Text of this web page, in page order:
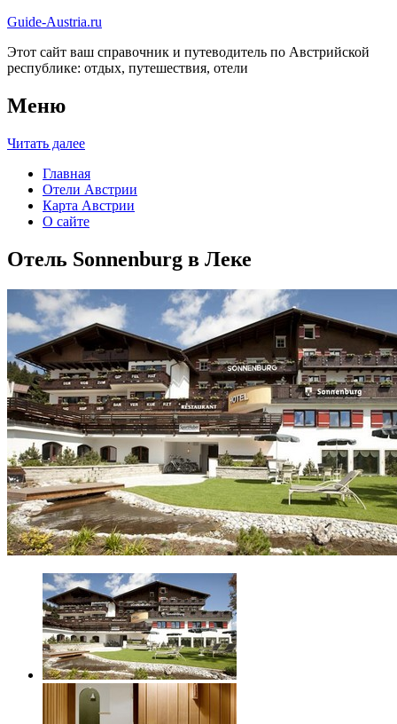
Guide-Austria.ru
Этот сайт ваш справочник и путеводитель по Австрийской
республике: отдых, путешествия, отели
Меню
Читать далее
Главная
Отели Австрии
Карта Австрии
О сайте
Отель Sonnenburg в Леке